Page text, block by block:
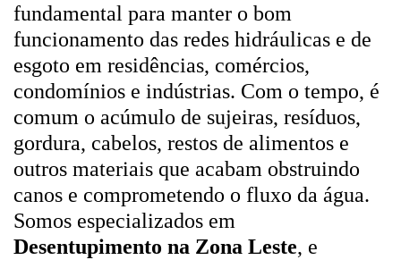
fundamental para manter o bom
funcionamento das redes hidráulicas e de
esgoto em residências, comércios,
condomínios e indústrias. Com o tempo, é
comum o acúmulo de sujeiras, resíduos,
gordura, cabelos, restos de alimentos e
outros materiais que acabam obstruindo
canos e comprometendo o fluxo da água.
Somos especializados em
Desentupimento na Zona Leste, e